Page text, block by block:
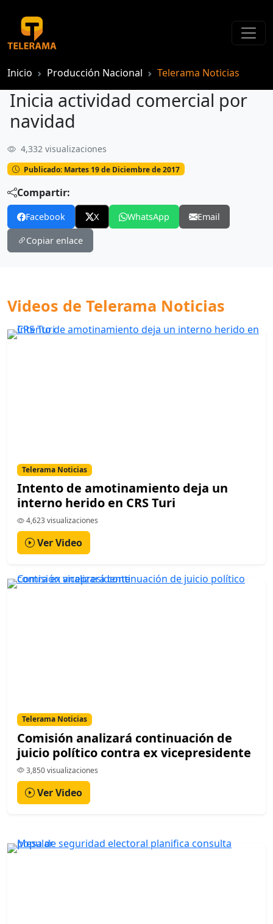
Inicio Producción Nacional Telerama Noticias
Inicia actividad comercial por
navidad
Inicia actividad comercial por navidad
4,332 visualizaciones
Publicado: Martes 19 de Diciembre de 2017
Compartir:
Facebook X WhatsApp Email
Copiar enlace
Videos de Telerama Noticias
Telerama Noticias
Intento de amotinamiento deja un
interno herido en CRS Turi
4,623 visualizaciones
Ver Video
Telerama Noticias
Comisión analizará continuación de
juicio político contra ex vicepresidente
3,850 visualizaciones
Ver Video